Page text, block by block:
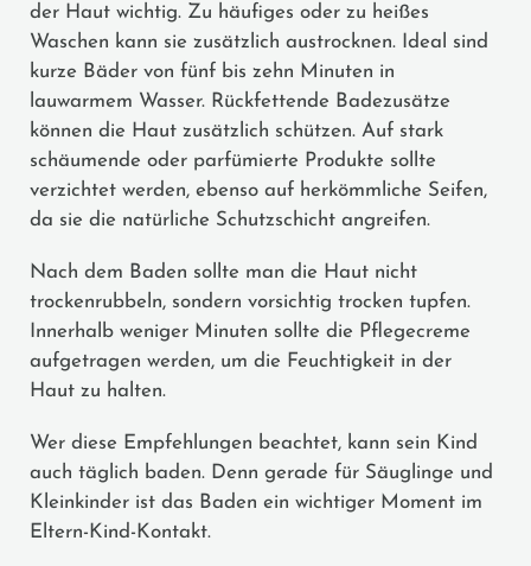
der Haut wichtig. Zu häufiges oder zu heißes
Waschen kann sie zusätzlich austrocknen. Ideal sind
kurze Bäder von fünf bis zehn Minuten in
lauwarmem Wasser. Rückfettende Badezusätze
können die Haut zusätzlich schützen. Auf stark
schäumende oder parfümierte Produkte sollte
verzichtet werden, ebenso auf herkömmliche Seifen,
da sie die natürliche Schutzschicht angreifen.
Nach dem Baden sollte man die Haut nicht
trockenrubbeln, sondern vorsichtig trocken tupfen.
Innerhalb weniger Minuten sollte die Pflegecreme
aufgetragen werden, um die Feuchtigkeit in der
Haut zu halten.
Wer diese Empfehlungen beachtet, kann sein Kind
auch täglich baden. Denn gerade für Säuglinge und
Kleinkinder ist das Baden ein wichtiger Moment im
Eltern-Kind-Kontakt.